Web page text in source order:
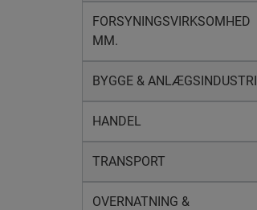
FORSYNINGSVIRKSOMHED
MM.
BYGGE & ANLÆGSINDUSTRI
HANDEL
TRANSPORT
OVERNATNING &